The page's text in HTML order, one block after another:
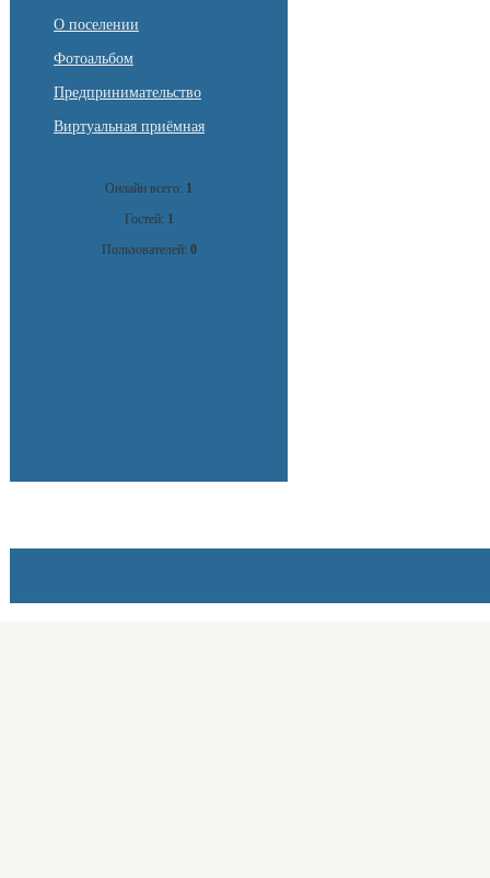
О поселении
Фотоальбом
Предпринимательство
Виртуальная приёмная
Онлайн всего: 1
Гостей: 1
Пользователей: 0